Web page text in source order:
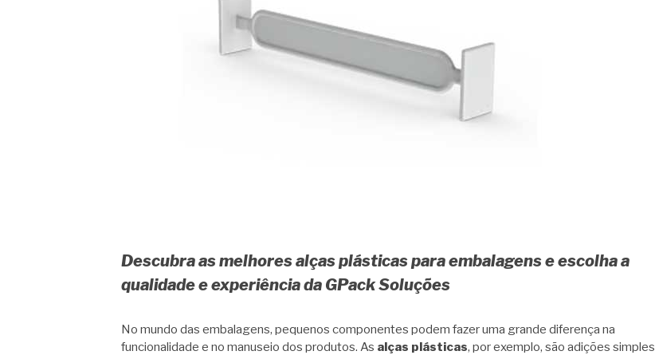
Descubra as melhores alças plásticas para embalagens e escolha a
qualidade e experiência da GPack Soluções
No mundo das embalagens, pequenos componentes podem fazer uma grande diferença na
funcionalidade e no manuseio dos produtos. As alças plásticas, por exemplo, são adições simples